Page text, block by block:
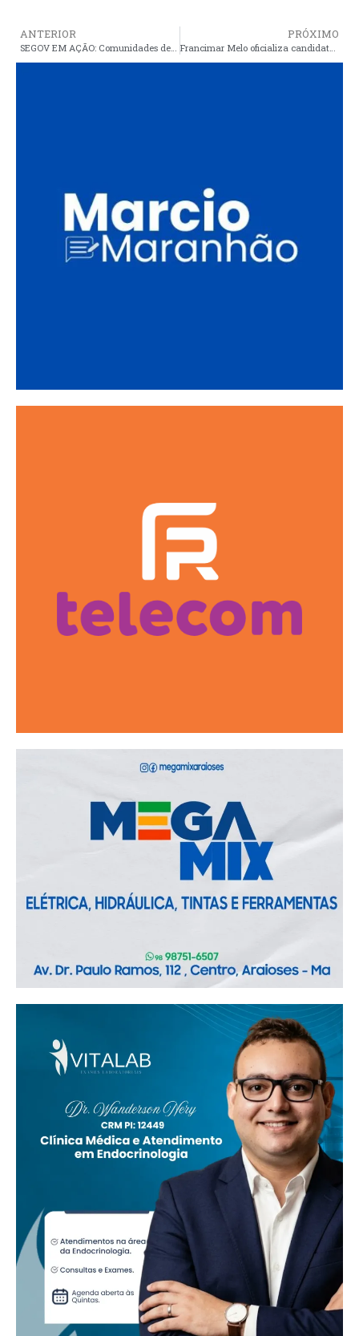
ANTERIOR
SEGOV EM AÇÃO: Comunidades de Água Fria e Capoeiras já desfrutam do mais novo espaço de lazer construído pelo estado para todos os araiosenses
PRÓXIMO
Francimar Melo oficializa candidatura à reeleição para presidência do PT-MA